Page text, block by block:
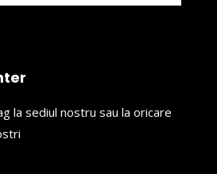
la sediul nostru sau la oricare